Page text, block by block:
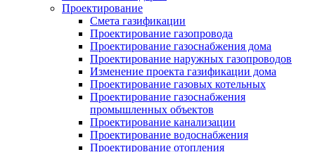
Проектирование
Смета газификации
Проектирование газопровода
Проектирование газоснабжения дома
Проектирование наружных газопроводов
Изменение проекта газификации дома
Проектирование газовых котельных
Проектирование газоснабжения
промышленных объектов
Проектирование канализации
Проектирование водоснабжения
Проектирование отопления